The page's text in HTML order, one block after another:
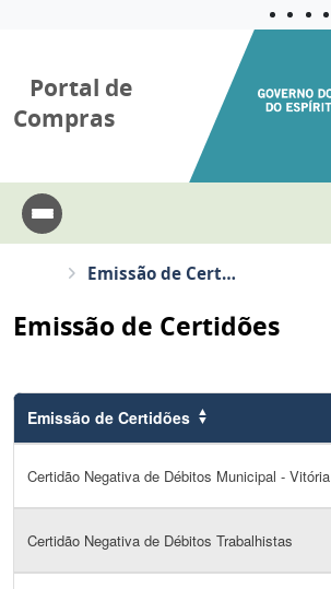
Portal de
Compras
Emissão de Certidões
Emissão de Certidões
Emissão de Certidões
Certidão Negativa de Débitos Municipal - Vitória
Certidão Negativa de Débitos Trabalhistas